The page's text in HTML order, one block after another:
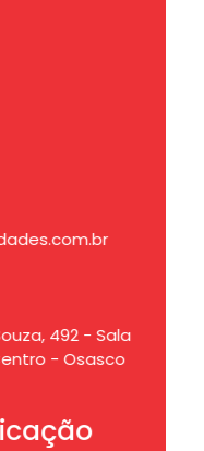
492 - Sala
- Osasco